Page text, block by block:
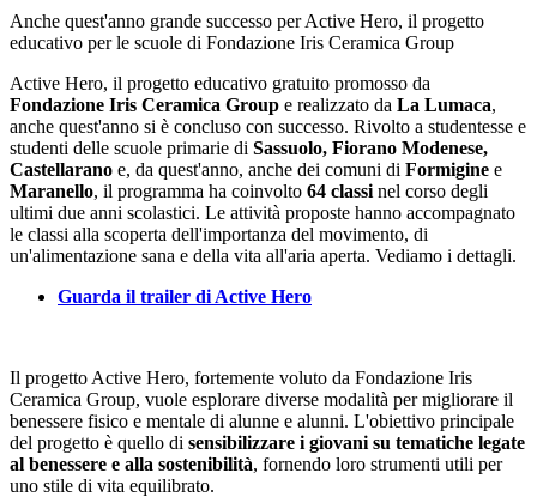
Anche quest'anno grande successo per Active Hero, il progetto
educativo per le scuole di Fondazione Iris Ceramica Group
Active Hero, il progetto educativo gratuito promosso da
Fondazione Iris Ceramica Group e realizzato da La Lumaca,
anche quest'anno si è concluso con successo. Rivolto a studentesse e
studenti delle scuole primarie di Sassuolo, Fiorano Modenese,
Castellarano e, da quest'anno, anche dei comuni di Formigine e
Maranello, il programma ha coinvolto 64 classi nel corso degli
ultimi due anni scolastici. Le attività proposte hanno accompagnato
le classi alla scoperta dell'importanza del movimento, di
un'alimentazione sana e della vita all'aria aperta. Vediamo i dettagli.
Guarda il trailer di Active Hero
Il progetto Active Hero, fortemente voluto da Fondazione Iris
Ceramica Group, vuole esplorare diverse modalità per migliorare il
benessere fisico e mentale di alunne e alunni. L'obiettivo principale
del progetto è quello di sensibilizzare i giovani su tematiche legate
al benessere e alla sostenibilità, fornendo loro strumenti utili per
uno stile di vita equilibrato.